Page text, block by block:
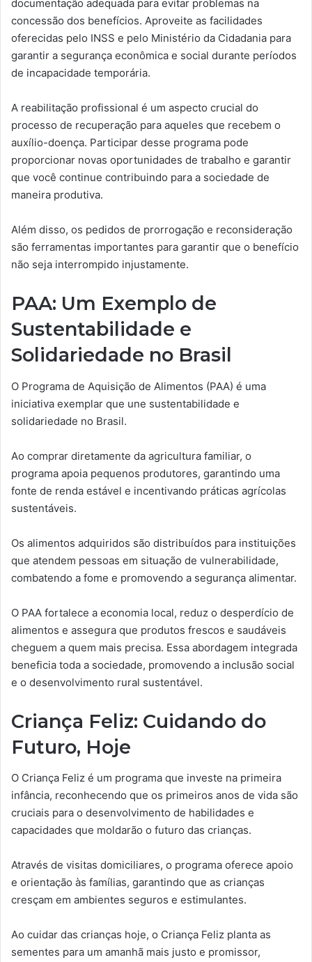
documentação adequada para evitar problemas na
concessão dos benefícios. Aproveite as facilidades
oferecidas pelo INSS e pelo Ministério da Cidadania para
garantir a segurança econômica e social durante períodos
de incapacidade temporária.
A reabilitação profissional é um aspecto crucial do
processo de recuperação para aqueles que recebem o
auxílio-doença. Participar desse programa pode
proporcionar novas oportunidades de trabalho e garantir
que você continue contribuindo para a sociedade de
maneira produtiva.
Além disso, os pedidos de prorrogação e reconsideração
são ferramentas importantes para garantir que o benefício
não seja interrompido injustamente.
PAA: Um Exemplo de
Sustentabilidade e
Solidariedade no Brasil
O Programa de Aquisição de Alimentos (PAA) é uma
iniciativa exemplar que une sustentabilidade e
solidariedade no Brasil.
Ao comprar diretamente da agricultura familiar, o
programa apoia pequenos produtores, garantindo uma
fonte de renda estável e incentivando práticas agrícolas
sustentáveis.
Os alimentos adquiridos são distribuídos para instituições
que atendem pessoas em situação de vulnerabilidade,
combatendo a fome e promovendo a segurança alimentar.
O PAA fortalece a economia local, reduz o desperdício de
alimentos e assegura que produtos frescos e saudáveis
cheguem a quem mais precisa. Essa abordagem integrada
beneficia toda a sociedade, promovendo a inclusão social
e o desenvolvimento rural sustentável.
Criança Feliz: Cuidando do
Futuro, Hoje
O Criança Feliz é um programa que investe na primeira
infância, reconhecendo que os primeiros anos de vida são
cruciais para o desenvolvimento de habilidades e
capacidades que moldarão o futuro das crianças.
Através de visitas domiciliares, o programa oferece apoio
e orientação às famílias, garantindo que as crianças
cresçam em ambientes seguros e estimulantes.
Ao cuidar das crianças hoje, o Criança Feliz planta as
sementes para um amanhã mais justo e promissor,